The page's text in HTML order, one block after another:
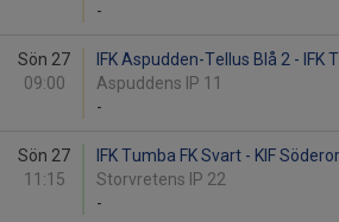
-
Sön 27
09:00
IFK Aspudden-Tellus Blå 2 - IFK
Aspuddens IP 11
-
Sön 27
11:15
IFK Tumba FK Svart - KIF
Storvretens IP 22
-